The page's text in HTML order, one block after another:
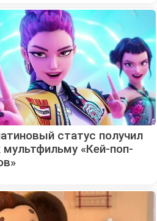
статус получил
«Кей-поп-